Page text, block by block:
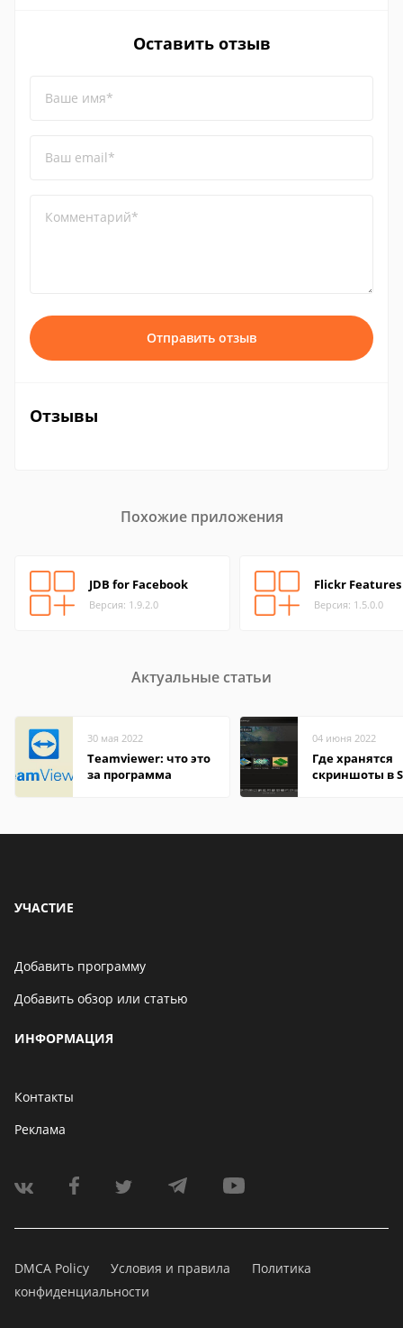
Оставить отзыв
Ваше имя*
Ваш email*
Комментарий*
Отправить отзыв
Отзывы
Похожие приложения
JDB for Facebook
Версия: 1.9.2.0
Flickr Features
Версия: 1.5.0.0
Актуальные статьи
30 мая 2022
Teamviewer: что это
за программа
04 июня 2022
Где хранятся
скриншоты в
УЧАСТИЕ
Добавить программу
Добавить обзор или статью
ИНФОРМАЦИЯ
Контакты
Реклама
DMCA Policy Условия и правила
Политика
конфиденциальности